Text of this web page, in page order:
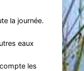
la journée.
eaux
les